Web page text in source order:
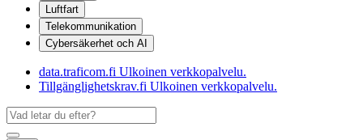
Luftfart
Telekommunikation
Cybersäkerhet och AI
data.traficom.fi Ulkoinen verkkopalvelu.
Tillgänglighetskrav.fi Ulkoinen verkkopalvelu.